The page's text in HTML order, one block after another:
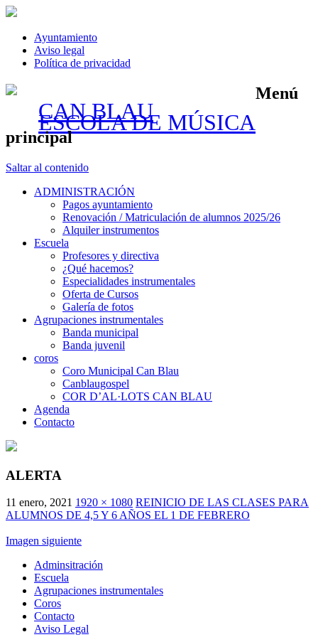
Ayuntamiento
Aviso legal
Política de privacidad
CAN BLAU
ESCOLA DE MÚSICA
Menú
principal
Saltar al contenido
ADMINISTRACIÓN
Pagos ayuntamiento
Renovación / Matriculación de alumnos 2025/26
Alquiler instrumentos
Escuela
Profesores y directiva
¿Qué hacemos?
Especialidades instrumentales
Oferta de Cursos
Galería de fotos
Agrupaciones instrumentales
Banda municipal
Banda juvenil
coros
Coro Municipal Can Blau
Canblaugospel
COR D’AL·LOTS CAN BLAU
Agenda
Contacto
ALERTA
11 enero, 2021 1920 × 1080 REINICIO DE LAS CLASES PARA
ALUMNOS DE 4,5 Y 6 AÑOS EL 1 DE FEBRERO
Imagen siguiente
Adminsitración
Escuela
Agrupaciones instrumentales
Coros
Contacto
Aviso Legal